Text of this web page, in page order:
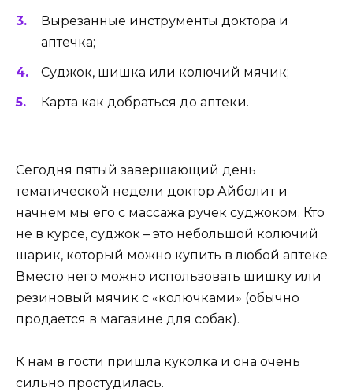
Вырезанные инструменты доктора и
аптечка;
Суджок, шишка или колючий мячик;
Карта как добраться до аптеки.
Сегодня пятый завершающий день
тематической недели доктор Айболит и
начнем мы его с массажа ручек суджоком. Кто
не в курсе, суджок – это небольшой колючий
шарик, который можно купить в любой аптеке.
Вместо него можно использовать шишку или
резиновый мячик с «колючками» (обычно
продается в магазине для собак).
К нам в гости пришла куколка и она очень
сильно простудилась.